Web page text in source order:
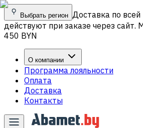
Выбрать регион Доставка по
действуют при заказе через сайт.
450 BYN
О компании
Программа лояльности
Оплата
Доставка
Контакты